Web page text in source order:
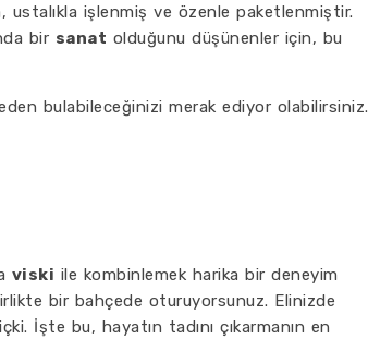
işlenmiş ve özenle paketlenmiştir.
bir sanat olduğunu düşünenler için, bu
bulabileceğinizi merak ediyor olabilirsiniz.
viski ile kombinlemek harika bir deneyim
bir bahçede oturuyorsunuz. Elinizde
İşte bu, hayatın tadını çıkarmanın en